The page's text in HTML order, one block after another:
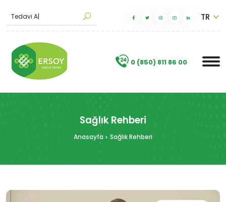
0 (850) 811 86 00
.
Ma| TR
Sağlık Rehberi
Anasayfa Sağlık Rehberi